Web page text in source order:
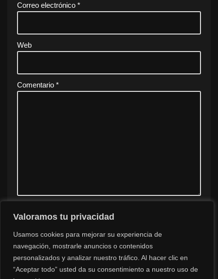
Valoramos tu privacidad
Usamos cookies para mejorar su experiencia de
navegación, mostrarle anuncios o contenidos
personalizados y analizar nuestro tráfico. Al hacer clic en
“Aceptar todo” usted da su consentimiento a nuestro uso de
Correo electrónico *
Web
Comentario *
Guarda mi nombre, correo electrónico y web en este